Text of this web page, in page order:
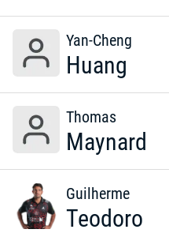
Yan-Cheng
Huang
Thomas
Maynard
Guilherme
Teodoro